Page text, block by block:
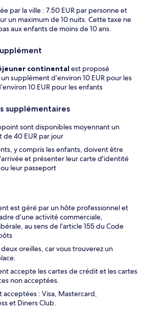
par la ville : 7.50 EUR par personne et
un maximum de 10 nuits. Cette taxe ne
aux enfants de moins de 10 ans.
continental est proposé
supplément d’environ 10 EUR pour les
10 EUR pour les enfants
supplémentaires
sont disponibles moyennant un
40 EUR par jour
y compris les enfants, doivent être
et présenter leur carte d'identité
leur passeport
est géré par un hôte professionnel et
d’une activité commerciale,
au sens de l’article 155 du Code
oreilles, car vous trouverez un
accepte les cartes de crédit et les cartes
non acceptées.
acceptées : Visa, Mastercard,
et Diners Club.